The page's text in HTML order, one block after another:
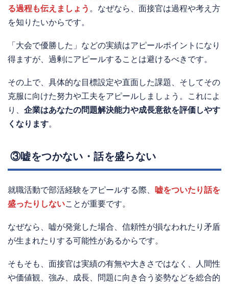
る過程も伝えましょう 。なぜなら、面接官は過程や考え方
を知りたいからです。
「大会で優勝した」などの実績はアピールポイントになり
得ますが、過剰にアピールすることは避けるべきです。
その上で、具体的な目標設定や直面した課題、そしてその
克服に向けた努力や工夫をアピールしましょう。これによ
り、 企業はあなたの問題解決能力や成長意欲を評価しやす
くなります。
③嘘をつかない・話を盛らない
就職活動で部活経験をアピールする際、
嘘をついたり話を
盛ったりしないことが重要です。
なぜなら、嘘が発覚した場合、信頼性が損なわれたり矛盾
が生まれたりする可能性があるからです。
そもそも、面接官は実績の有無や大きさではなく、人間性
や価値観、強み、成長、問題に向き合う姿勢などを総合的